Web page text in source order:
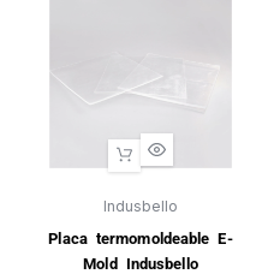
Indusbello
Placa termomoldeable E-
Mold Indusbello